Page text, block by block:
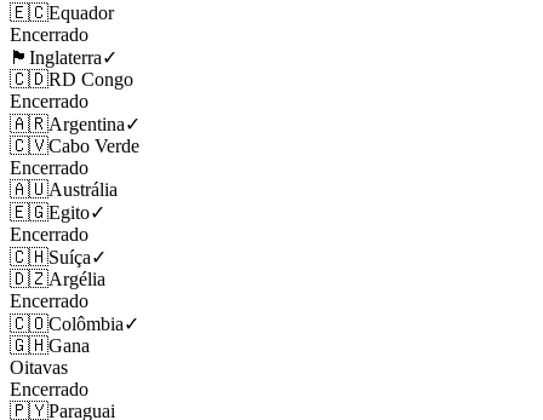
🇪🇨Equador
Encerrado
🏴󠁧󠁢󠁥󠁮󠁧󠁿 Inglaterra✓
🇨🇩RD Congo
Encerrado
🇦🇷Argentina✓
🇨🇻Cabo Verde
Encerrado
🇦🇺Austrália
🇪🇬Egito✓
Encerrado
🇨🇭Suíça✓
🇩🇿Argélia
Encerrado
🇨🇴Colômbia✓
🇬🇭Gana
Oitavas
Encerrado
🇵🇾Paraguai